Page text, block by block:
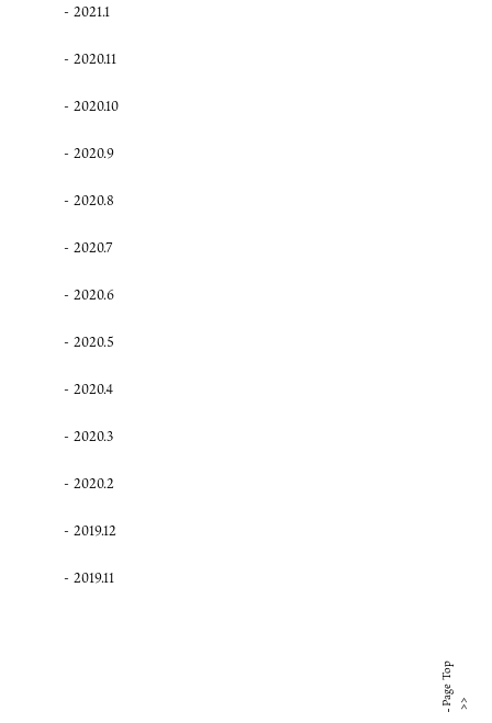
2021.1
2020.11
2020.10
2020.9
2020.8
2020.7
2020.6
2020.5
2020.4
2020.3
2020.2
2019.12
2019.11
Page Top